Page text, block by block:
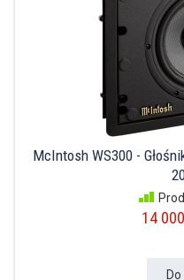
McIntosh WS300 -
14